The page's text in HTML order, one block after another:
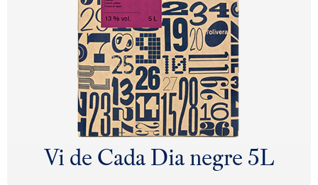
Vi de Cada Dia negre 5L